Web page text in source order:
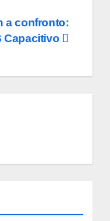
a confronto:
Capacitivo